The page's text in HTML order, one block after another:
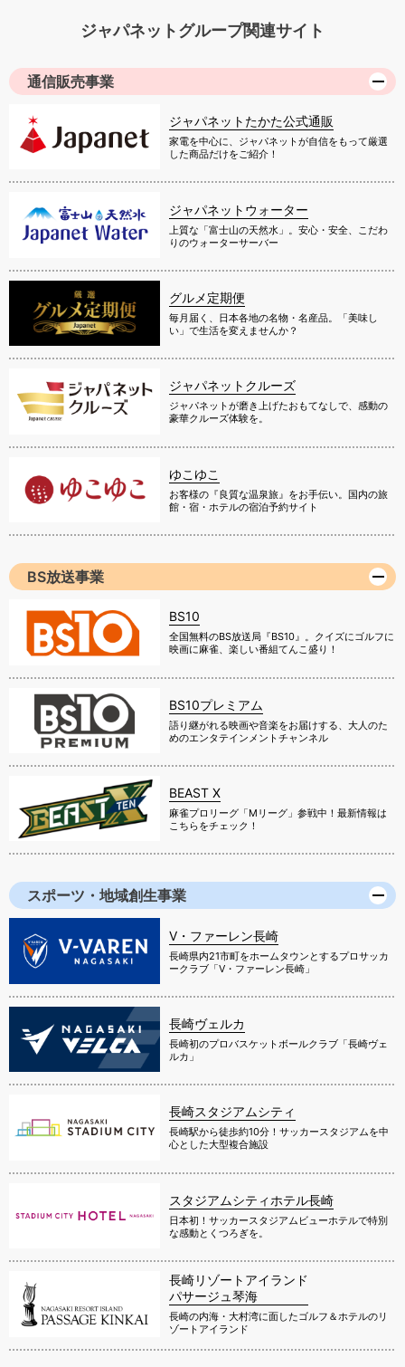
ジャパネットグループ関連サイト
通信販売事業
ジャパネットたかた公式通販
家電を中心に、ジャパネットが自信をもって厳選
した商品だけをご紹介！
ジャパネットウォーター
上質な「富士山の天然水」。安心・安全、こだわ
りのウォーターサーバー
グルメ定期便
毎月届く、日本各地の名物・名産品。「美味し
い」で生活を変えませんか？
ジャパネットクルーズ
ジャパネットが磨き上げたおもてなしで、感動の
豪華クルーズ体験を。
ゆこゆこ
お客様の『良質な温泉旅』をお手伝い。国内の旅
館・宿・ホテルの宿泊予約サイト
BS放送事業
BS10
全国無料のBS放送局『BS10』。クイズにゴルフに
映画に麻雀、楽しい番組てんこ盛り！
BS10プレミアム
語り継がれる映画や音楽をお届けする、大人のた
めのエンタテインメントチャンネル
BEAST X
麻雀プロリーグ「Mリーグ」参戦中！最新情報は
こちらをチェック！
スポーツ・地域創生事業
V・ファーレン長崎
長崎県内21市町をホームタウンとするプロサッカ
ークラブ「V・ファーレン長崎」
長崎ヴェルカ
長崎初のプロバスケットボールクラブ「長崎ヴェ
ルカ」
長崎スタジアムシティ
長崎駅から徒歩約10分！サッカースタジアムを中
心とした大型複合施設
スタジアムシティホテル長崎
日本初！サッカースタジアムビューホテルで特別
な感動とくつろぎを。
長崎リゾートアイランド
パサージュ琴海
長崎の内海・大村湾に面したゴルフ＆ホテルのリ
ゾートアイランド